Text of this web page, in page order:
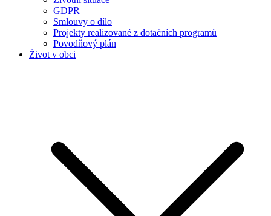
GDPR
Smlouvy o dílo
Projekty realizované z dotačních programů
Povodňový plán
Život v obci